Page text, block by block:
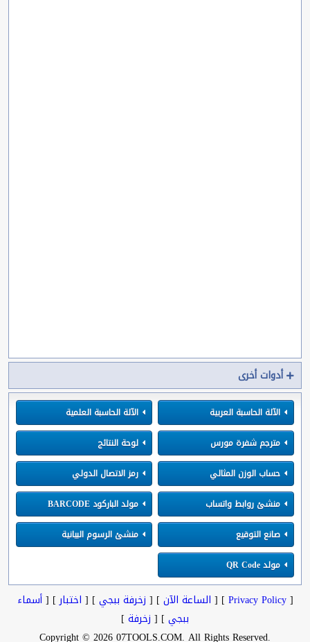
أدوات أخرى
الآلة الحاسبة العربية
الآلة الحاسبة العلمية
مترجم شفرة مورس
لوحة النتائج
حساب الوزن المثالي
رمز الاتصال الدولي
منشئ روابط واتساب
مولد الباركود BARCODE
صانع التوقيع
منشئ الرسوم البيانية
مولد QR Code
[
Privacy Policy
] [ الساعة الآن ] [ زخرفة ببجي ] [ اختبار] [أسماء
ببجي ] [ زخرفة ]
.Copyright © 2026 07TOOLS.COM. All Rights Reserved